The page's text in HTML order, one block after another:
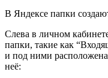
В Яндексе папки
Слева в личном
папки, такие как
и под ними
неё: